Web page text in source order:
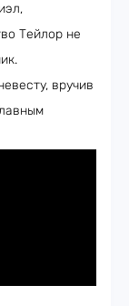
Тейлор не
вручив